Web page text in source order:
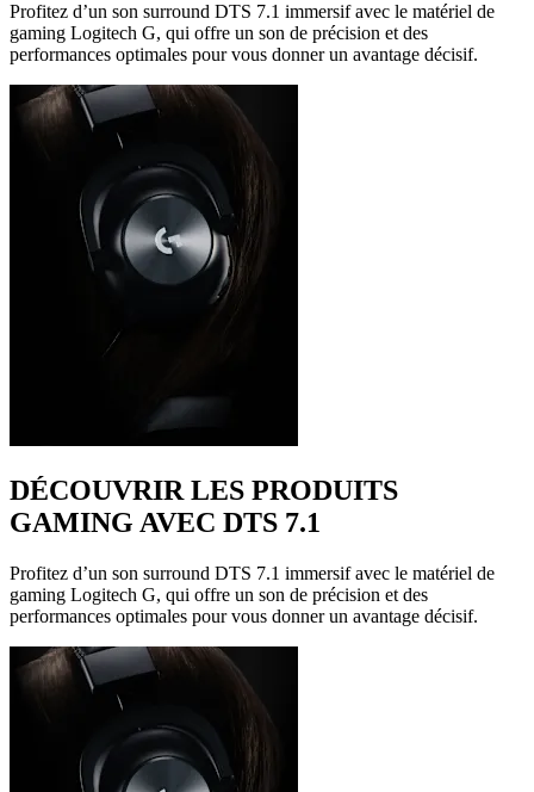
Profitez d’un son surround DTS 7.1 immersif avec le matériel de
gaming Logitech G, qui offre un son de précision et des
performances optimales pour vous donner un avantage décisif.
DÉCOUVRIR LES PRODUITS
GAMING AVEC DTS 7.1
Profitez d’un son surround DTS 7.1 immersif avec le matériel de
gaming Logitech G, qui offre un son de précision et des
performances optimales pour vous donner un avantage décisif.